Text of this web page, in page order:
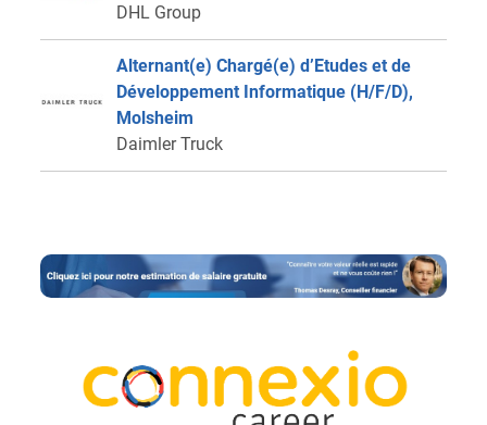
DHL Group
Alternant(e) Chargé(e) d’Etudes et de
Développement Informatique (H/F/D),
Molsheim
Daimler Truck